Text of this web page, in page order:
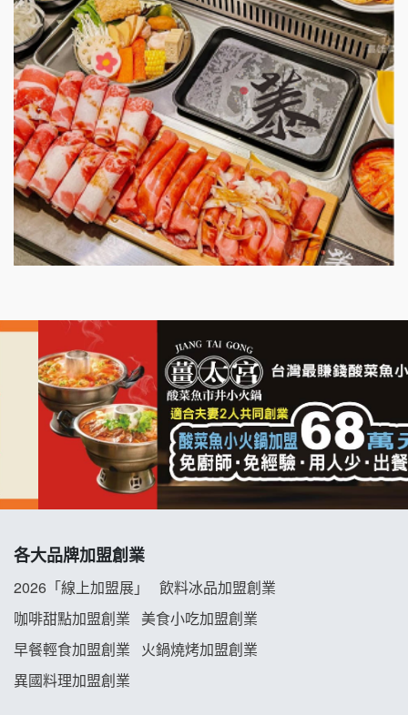
鮮茶道加盟說明會
微風亭鐵板燒加盟說明會
漫步藍咖啡加盟說明會
明石章魚燒加盟說明會
出櫃加盟說明會
千香漢堡加盟說明會
拉亞漢堡加盟說明會
杜芳子古味茶鋪加盟說明會
優握握×酸奶大獅加盟說明會
冬城門加盟說明會
龍涎居好湯加盟說明會
舒油頭加盟說明會
各大品牌加盟創業
2026「線上加盟展」
飲料冰品加盟創業
咖啡甜點加盟創業
美食小吃加盟創業
早餐輕食加盟創業
火鍋燒烤加盟創業
異國料理加盟創業